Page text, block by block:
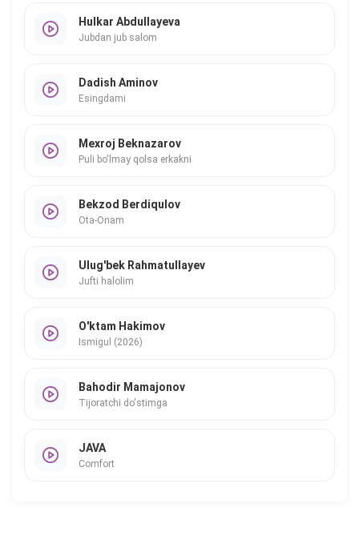
Hulkar Abdullayeva
Jubdan jub salom
Dadish Aminov
Esingdami
Mexroj Beknazarov
Puli bo'lmay qolsa erkakni
Bekzod Berdiqulov
Ota-Onam
Ulug'bek Rahmatullayev
Jufti halolim
O'ktam Hakimov
Ismigul (2026)
Bahodir Mamajonov
Tijoratchi do'stimga
JAVA
Comfort